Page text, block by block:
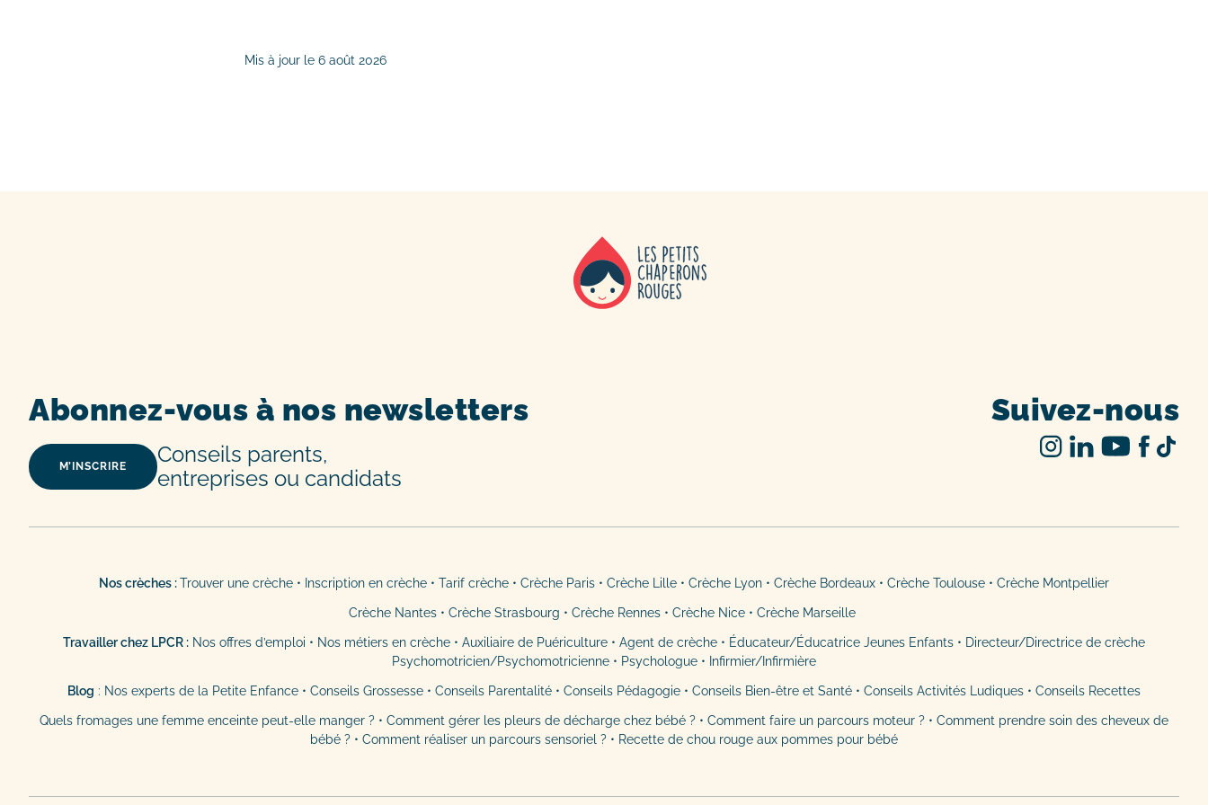
Mis à jour le 6 août 2026
Abonnez-vous à nos newsletters
M’INSCRIRE
Conseils parents,
entreprises ou candidats
Suivez-nous
Nos crèches :Trouver une crèche • Inscription en crèche • Tarif crèche • Crèche Paris • Crèche Lille • Crèche Lyon • Crèche Bordeaux • Crèche Toulouse • Crèche Montpellier
Crèche Nantes • Crèche Strasbourg • Crèche Rennes • Crèche Nice • Crèche Marseille
Travailler chez LPCR : Nos offres d’emploi • Nos métiers en crèche • Auxiliaire de Puériculture • Agent de crèche • Éducateur/Éducatrice Jeunes Enfants • Directeur/Directrice de crèche
Psychomotricien/Psychomotricienne • Psychologue • Infirmier/Infirmière
Blog : Nos experts de la Petite Enfance • Conseils Grossesse • Conseils Parentalité • Conseils Pédagogie • Conseils Bien-être et Santé • Conseils Activités Ludiques • Conseils Recettes
Quels fromages une femme enceinte peut-elle manger ? • Comment gérer les pleurs de décharge chez bébé ? • Comment faire un parcours moteur ? • Comment prendre soin des cheveux de
bébé ? • Comment réaliser un parcours sensoriel ? • Recette de chou rouge aux pommes pour bébé